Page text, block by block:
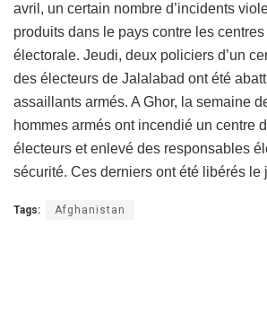
avril, un certain nombre d’incidents
produits dans le pays contre les centres
électorale. Jeudi, deux policiers d’un
des électeurs de Jalalabad ont été
assaillants armés. A Ghor, la semaine
hommes armés ont incendié un centre
électeurs et enlevé des responsables
sécurité. Ces derniers ont été libérés le
Tags: Afghanistan